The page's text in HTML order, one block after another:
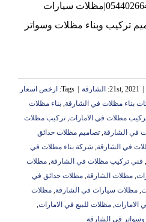
بناء مظلات في الشارقة |0544026642|مظلات سيارات
تركيب وبناء مظلات وسواتر
الشارقة Tags:
ارخص اسعار
بناء مظلات في الشارقة, بناء مظلات
مظلات في الامارات, تركيب مظلات
في الشارقة, تصاميم مظلات حدائق
في الشارقة, شركة بناء مظلات في
, فني تركيب مظلات في الشارقة, مظلات
, مظلات الشارقة, مظلات حدائق في
, مظلات سيارات في الشارقة, مظلات
الامارات, مظلات للبيع في الامارات,
في الشارقة